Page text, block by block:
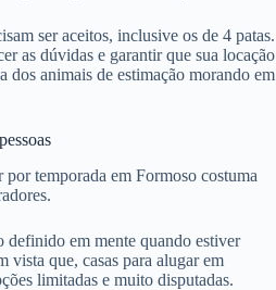
ser aceitos, inclusive os de 4 patas.
as dúvidas e garantir que sua locação
dos animais de estimação morando em
por temporada em Formoso costuma
definido em mente quando estiver
vista que, casas para alugar em
limitadas e muito disputadas.